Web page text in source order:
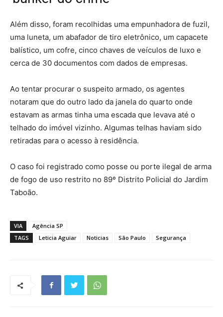
Além disso, foram recolhidas uma empunhadora de fuzil,
uma luneta, um abafador de tiro eletrônico, um capacete
balístico, um cofre, cinco chaves de veículos de luxo e
cerca de 30 documentos com dados de empresas.
Ao tentar procurar o suspeito armado, os agentes
notaram que do outro lado da janela do quarto onde
estavam as armas tinha uma escada que levava até o
telhado do imóvel vizinho. Algumas telhas haviam sido
retiradas para o acesso à residência.
O caso foi registrado como posse ou porte ilegal de arma
de fogo de uso restrito no 89º Distrito Policial do Jardim
Taboão.
VIA
Agência SP
TAGS
Leticia Aguiar Noticias São Paulo Segurança